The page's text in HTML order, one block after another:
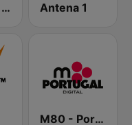
TSF Rádio Notícias Antena 1
M80 - Portugal